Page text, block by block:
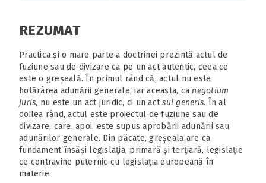
REZUMAT
Practica și o mare parte a doctrinei prezintă actul de
fuziune sau de divizare ca pe un act autentic, ceea ce
este o greșeală. În primul rând că, actul nu este
hotărârea adunării generale, iar aceasta, canegotium
juris, nu este un act juridic, ci un actsui generis. În al
doilea rând, actul este proiectul de fuziune sau de
divizare, care, apoi, este supus aprobării adunării sau
adunărilor generale. Din păcate, greșeala are ca
fundament însăși legislaţia, primară și terţiară, legislaţie
ce contravine puternic cu legislaţia europeană în
materie.